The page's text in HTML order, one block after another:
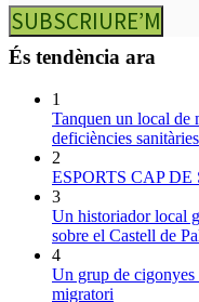
SUBSCRIURE’M
És tendència ara
1
Tanquen un local de
deficiències sanitàries
2
ESPORTS CAP
3
Un historiador local
sobre el Castell de
4
Un grup de cigonyes
migratori